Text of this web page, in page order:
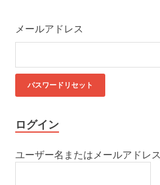
メールアドレス
ログイン
ユーザー名またはメールアドレス